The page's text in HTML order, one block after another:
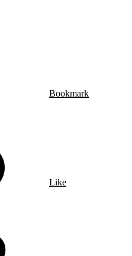
Bookmark
Like